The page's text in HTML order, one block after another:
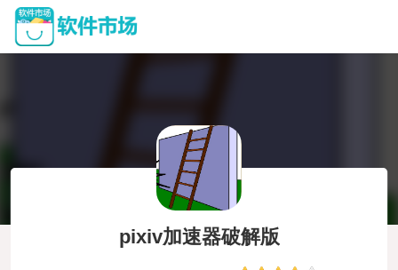
pixiv加速器破解版